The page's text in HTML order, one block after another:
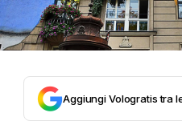
Aggiungi Vologratis tra